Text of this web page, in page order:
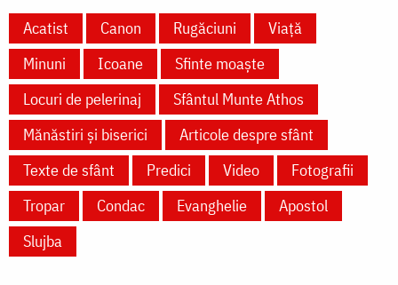
Acatist Canon Rugăciuni
Viață
Minuni
Icoane
Sfinte moaște
Locuri de pelerinaj
Sfântul Munte Athos
Mănăstiri și biserici
Articole despre sfânt
Texte de sfânt
Predici Video
Fotografii
Tropar
Condac Evanghelie
Apostol
Slujba